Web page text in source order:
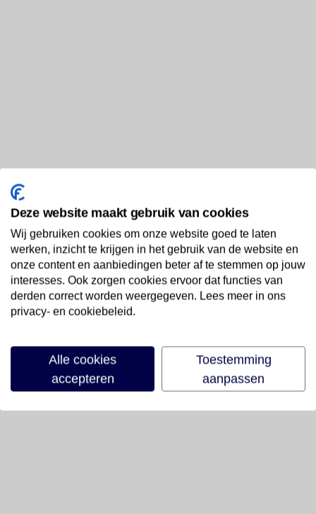
Deze website maakt gebruik van cookies
Wij gebruiken cookies om onze website goed te laten
werken, inzicht te krijgen in het gebruik van de website en
onze content en aanbiedingen beter af te stemmen op jouw
interesses. Ook zorgen cookies ervoor dat functies van
derden correct worden weergegeven. Lees meer in ons
privacy- en cookiebeleid.
Alle cookies
accepteren
Toestemming
aanpassen